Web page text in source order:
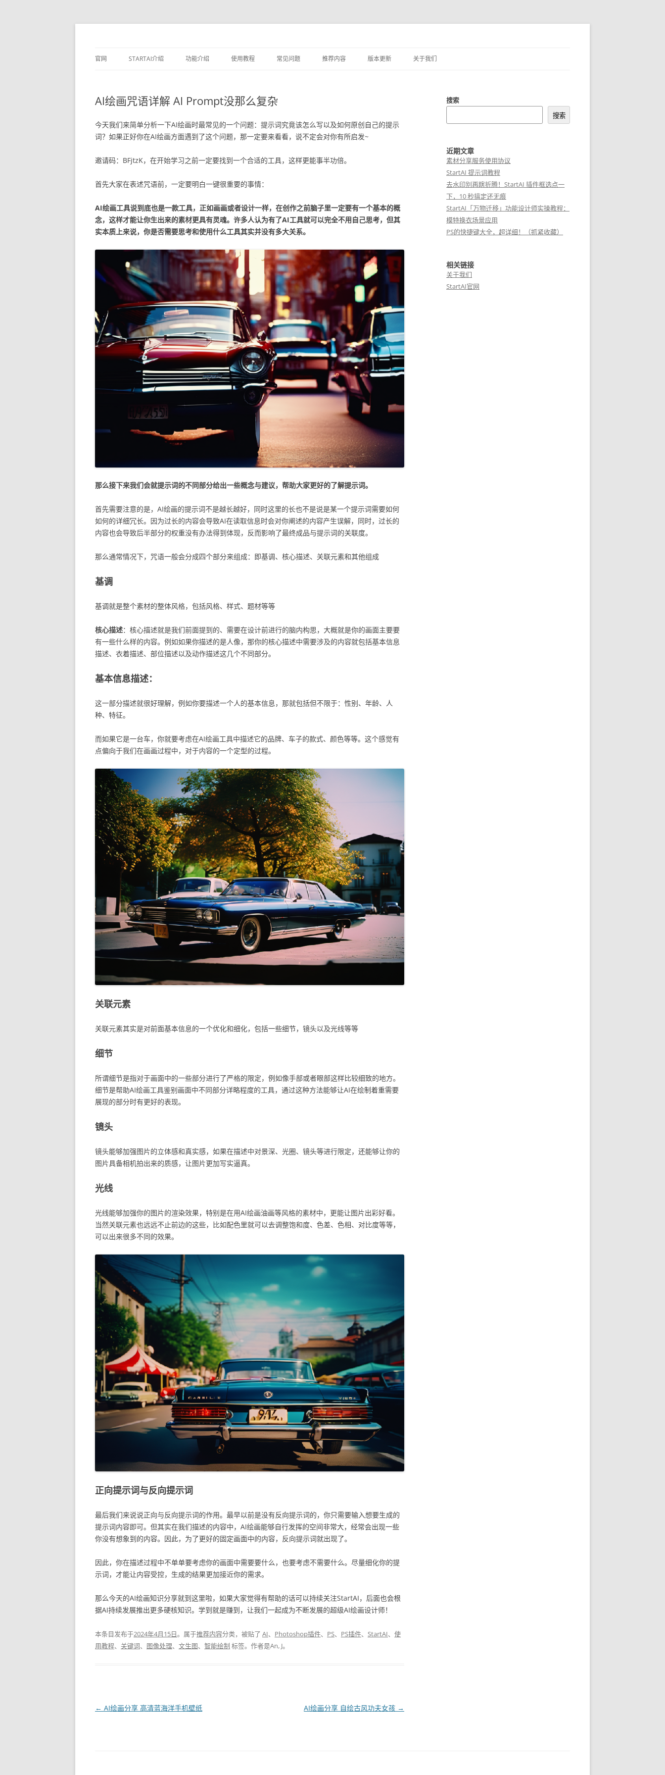
至
正
官网 STARTAI介绍 功能介绍
素材分享服务使用协议
文生图
生成相似图
局部重绘
线稿上色
无损放大
使用教程
STARTAI PS插件的使用教程
用户登录指南
STARTAI PS插件页面介绍
常见问题 推荐内容 版本更新 关于我们
AI绘画咒语详解 AI Prompt没那么复杂
今天我们来简单分析一下AI绘画时最常见的一个问题：提示词究竟该怎么写以及如何原创自己的提示
词？如果正好你在AI绘画方面遇到了这个问题，那一定要来看看，说不定会对你有所启发~
邀请码：BFjtzK，在开始学习之前一定要找到一个合适的工具，这样更能事半功倍。
首先大家在表述咒语前，一定要明白一键很重要的事情：
AI绘画工具说到底也是一款工具，正如画画或者设计一样，在创作之前脑子里一定要有一个基本的概
念，这样才能让你生出来的素材更具有灵魂。许多人认为有了AI工具就可以完全不用自己思考，但其
实本质上来说，你是否需要思考和使用什么工具其实并没有多大关系。
那么接下来我们会就提示词的不同部分给出一些概念与建议，帮助大家更好的了解提示词。
首先需要注意的是，AI绘画的提示词不是越长越好，同时这里的长也不是说是某一个提示词需要如何
如何的详细冗长。因为过长的内容会导致AI在读取信息时会对你阐述的内容产生误解，同时，过长的
内容也会导致后半部分的权重没有办法得到体现，反而影响了最终成品与提示词的关联度。
那么通常情况下，咒语一般会分成四个部分来组成：即基调、核心描述、关联元素和其他组成
基调
基调就是整个素材的整体风格，包括风格、样式、题材等等
核心描述：核心描述就是我们前面提到的、需要在设计前进行的脑内构思，大概就是你的画面主要要
有一些什么样的内容。例如如果你描述的是人像，那你的核心描述中需要涉及的内容就包括基本信息
描述、衣着描述、部位描述以及动作描述这几个不同部分。
基本信息描述：
这一部分描述就很好理解，例如你要描述一个人的基本信息，那就包括但不限于：性别、年龄、人
种、特征。
而如果它是一台车，你就要考虑在AI绘画工具中描述它的品牌、车子的款式、颜色等等。这个感觉有
点偏向于我们在画画过程中，对于内容的一个定型的过程。
关联元素
关联元素其实是对前面基本信息的一个优化和细化，包括一些细节，镜头以及光线等等
细节
所谓细节是指对于画面中的一些部分进行了严格的限定，例如像手部或者眼部这样比较细致的地方。
细节是帮助AI绘画工具鉴别画面中不同部分详略程度的工具，通过这种方法能够让AI在绘制着重需要
展现的部分时有更好的表现。
镜头
镜头能够加强图片的立体感和真实感，如果在描述中对景深、光圈、镜头等进行限定，还能够让你的
图片具备相机拍出来的质感，让图片更加写实逼真。
光线
光线能够加强你的图片的渲染效果，特别是在用AI绘画油画等风格的素材中，更能让图片出彩好看。
当然关联元素也远远不止前边的这些，比如配色里就可以去调整饱和度、色差、色相、对比度等等，
可以出来很多不同的效果。
正向提示词与反向提示词
最后我们来说说正向与反向提示词的作用。最早以前是没有反向提示词的，你只需要输入想要生成的
提示词内容即可。但其实在我们描述的内容中，AI绘画能够自行发挥的空间非常大，经常会出现一些
你没有想象到的内容。因此，为了更好的固定画面中的内容，反向提示词就出现了。
因此，你在描述过程中不单单要考虑你的画面中需要要什么，也要考虑不需要什么。尽量细化你的提
示词，才能让内容受控，生成的结果更加接近你的需求。
那么今天的AI绘画知识分享就到这里啦，如果大家觉得有帮助的话可以持续关注StartAI，后面也会根
据AI持续发展推出更多硬核知识。学到就是赚到，让我们一起成为不断发展的超级AI绘画设计师！
本条目发布于2024年4月15日。属于推荐内容分类，被贴了 AI、 Photoshop插件、 PS、 PS插件、 StartAI、 使
用教程、 关键词、 图像处理、 文生图、 智能绘制 标签。 作者是An, J。
文
← AI绘画分享 高清蓝海洋手机壁纸 AI绘画分享 自绘古风功夫女孩 →
搜索
搜索
近期文章
素材分享服务使用协议
StartAI 提示词教程
去水印别再瞎折腾！StartAI 插件框选点一
下，10 秒搞定还无痕
StartAI「万物迁移」功能设计师实操教程：
模特换衣场景应用
PS的快捷键大全，超详细！（抓紧收藏）
相关链接
关于我们
StartAI官网